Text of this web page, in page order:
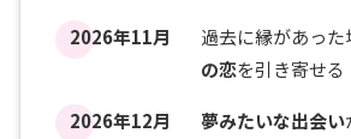
2026年11月 過去に縁があっ
の恋を引き寄せる
2026年12月 夢みたいな出会い